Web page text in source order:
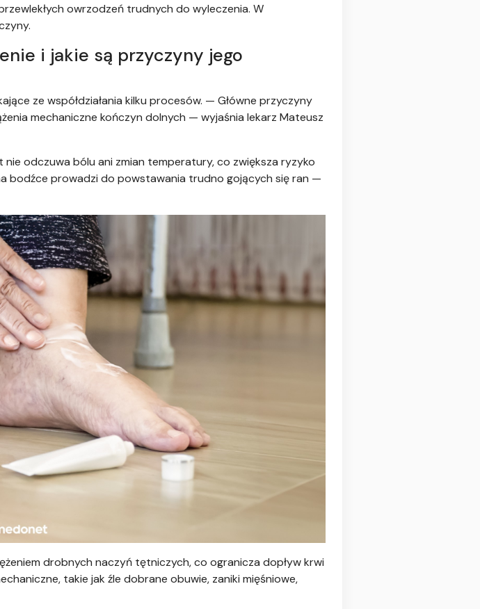
owrzodzeń trudnych do wyleczenia. W
i jakie są przyczyny jego
ze współdziałania kilku procesów. — Główne przyczyny
mechaniczne kończyn dolnych — wyjaśnia lekarz Mateusz
odczuwa bólu ani zmian temperatury, co zwiększa ryzyko
bodźce prowadzi do powstawania trudno gojących się ran —
drobnych naczyń tętniczych, co ogranicza dopływ krwi
takie jak źle dobrane obuwie, zaniki mięśniowe,